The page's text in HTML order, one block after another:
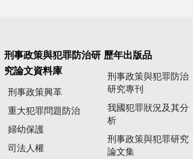
刑事政策與犯罪防治研
究論文資料庫
刑事政策興革
重大犯罪問題防治
婦幼保護
司法人權
歷年出版品
刑事政策與犯罪防治
研究專刊
我國犯罪狀況及其分
析
刑事政策與犯罪研究
論文集